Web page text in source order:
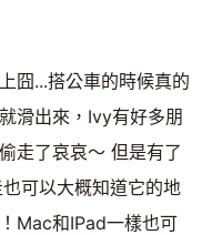
囧...搭公車的時候真的
滑出來，Ivy有好多朋
走了哀哀～ 但是有了
可以大概知道它的地
Mac和IPad一樣也可